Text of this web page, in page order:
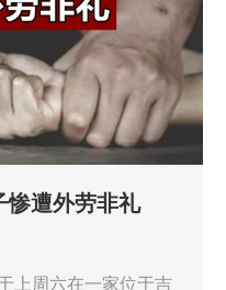
惨遭外劳非礼
上周六在一家位于吉